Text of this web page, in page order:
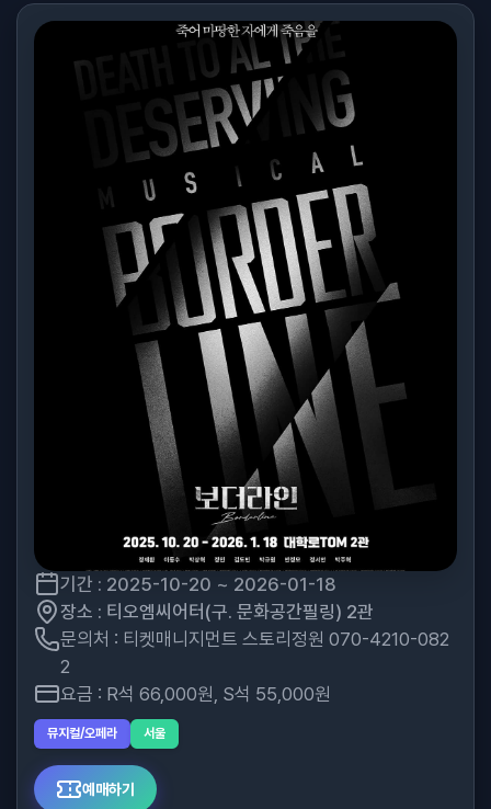
기간 : 2025-10-20 ~ 2026-01-18
장소 : 티오엠씨어터(구. 문화공간필링) 2관
문의처 : 티켓매니지먼트 스토리정원 070-4210-082
2
요금 : R석 66,000원, S석 55,000원
뮤지컬/오페라 서울
예매하기